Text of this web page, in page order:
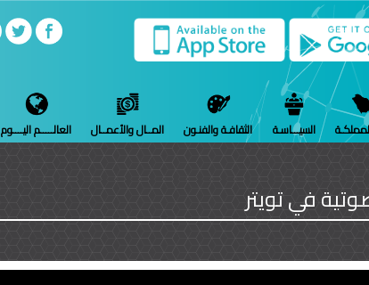
السيـــاسـة الثقافـة والفنـون المــال والأعمــال العالـــــم اليــــوم
في تويتر